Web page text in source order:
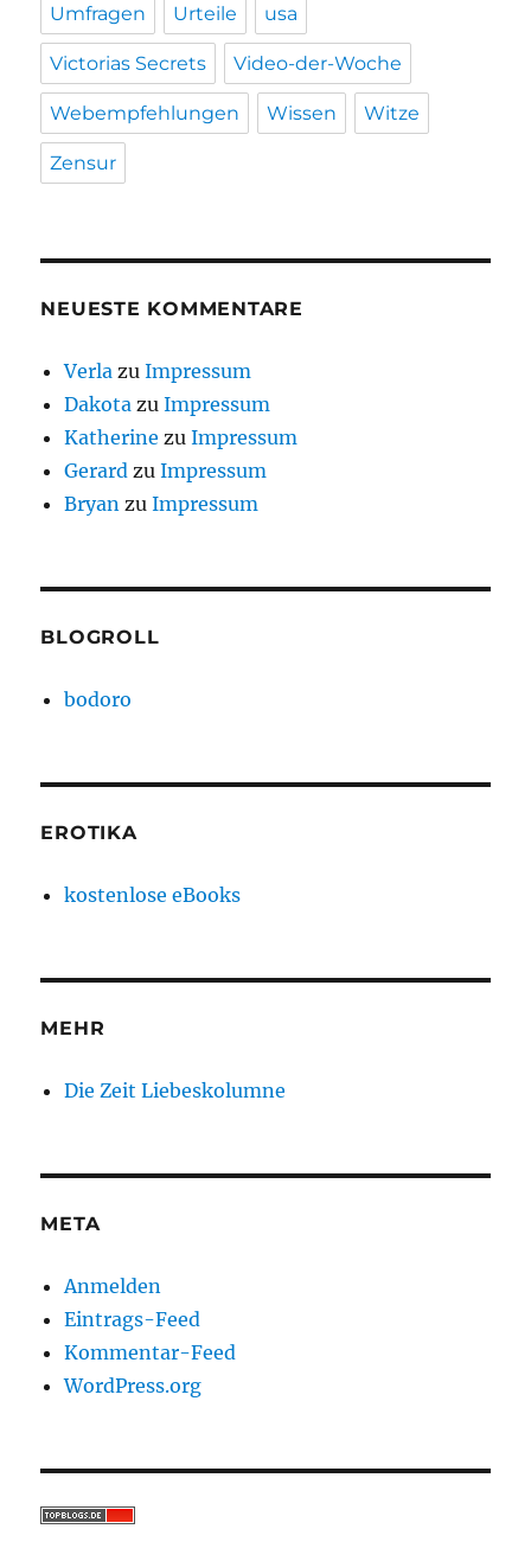
Umfragen Urteile usa
Victorias Secrets Video-der-Woche
Webempfehlungen Wissen Witze
Zensur
NEUESTE KOMMENTARE
Verla zuImpressum
Dakota zuImpressum
Katherine zuImpressum
Gerard zuImpressum
Bryan zuImpressum
BLOGROLL
bodoro
EROTIKA
kostenlose eBooks
MEHR
Die Zeit Liebeskolumne
META
Anmelden
Eintrags-Feed
Kommentar-Feed
WordPress.org